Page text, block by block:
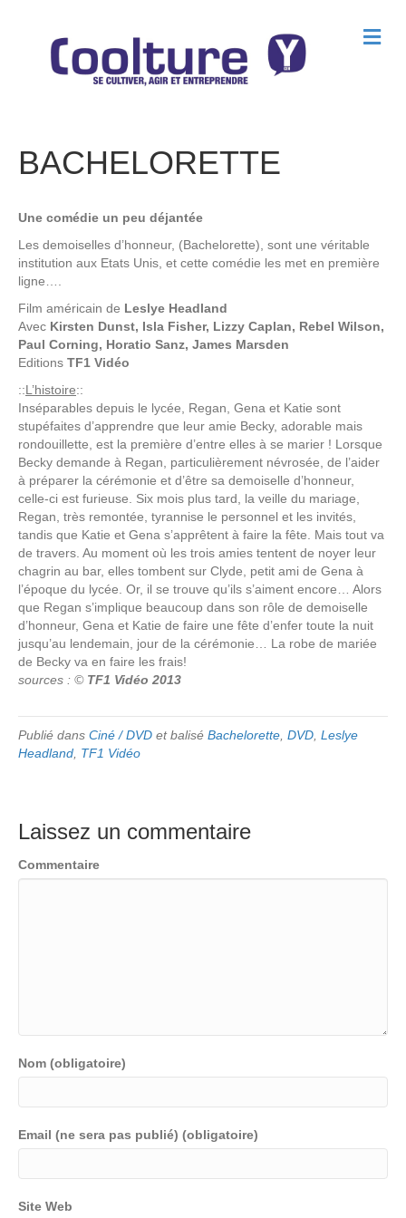
M
e
BACHELORETTE
Une comédie un peu déjantée
Les demoiselles d’honneur, (Bachelorette), sont une véritable
institution aux Etats Unis, et cette comédie les met en première
ligne….
Film américain de Leslye Headland
Avec Kirsten Dunst, Isla Fisher, Lizzy Caplan, Rebel Wilson,
Paul Corning, Horatio Sanz, James Marsden
Editions TF1 Vidéo
::L’histoire::
Inséparables depuis le lycée, Regan, Gena et Katie sont
stupéfaites d’apprendre que leur amie Becky, adorable mais
rondouillette, est la première d’entre elles à se marier ! Lorsque
Becky demande à Regan, particulièrement névrosée, de l’aider
à préparer la cérémonie et d’être sa demoiselle d’honneur,
celle-ci est furieuse. Six mois plus tard, la veille du mariage,
Regan, très remontée, tyrannise le personnel et les invités,
tandis que Katie et Gena s’apprêtent à faire la fête. Mais tout va
de travers. Au moment où les trois amies tentent de noyer leur
chagrin au bar, elles tombent sur Clyde, petit ami de Gena à
l’époque du lycée. Or, il se trouve qu’ils s’aiment encore… Alors
que Regan s’implique beaucoup dans son rôle de demoiselle
d’honneur, Gena et Katie de faire une fête d’enfer toute la nuit
jusqu’au lendemain, jour de la cérémonie… La robe de mariée
de Becky va en faire les frais!
sources : © TF1 Vidéo 2013
Publié dans Ciné / DVD et balisé Bachelorette DVD Leslye
Headland TF1 Vidéo
Laissez un commentaire
Commentaire
Nom (obligatoire)
Email (ne sera pas publié) (obligatoire)
Site Web